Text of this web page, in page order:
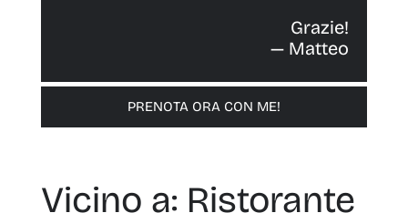
Grazie!
— Matteo
PRENOTA ORA CON ME!
Vicino a: Ristorante